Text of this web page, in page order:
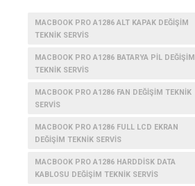
MACBOOK PRO A1286 ALT KAPAK DEĞIŞIM
TEKNIK SERVIS
MACBOOK PRO A1286 BATARYA PIL DEĞIŞIM
TEKNIK SERVIS
MACBOOK PRO A1286 FAN DEĞIŞIM TEKNIK
SERVIS
MACBOOK PRO A1286 FULL LCD EKRAN
DEĞIŞIM TEKNIK SERVIS
MACBOOK PRO A1286 HARDDISK DATA
KABLOSU DEĞIŞIM TEKNIK SERVIS